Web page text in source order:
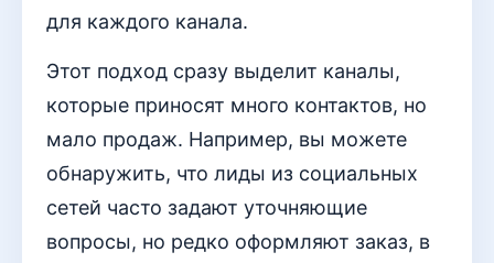
для каждого канала.
Этот подход сразу выделит каналы,
которые приносят много контактов, но
мало продаж. Например, вы можете
обнаружить, что лиды из социальных
сетей часто задают уточняющие
вопросы, но редко оформляют заказ, в